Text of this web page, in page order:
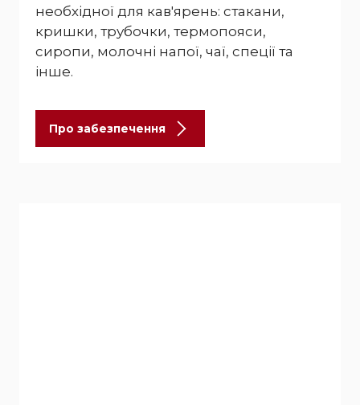
необхідної для кав'ярень: стакани,
кришки, трубочки, термопояси,
сиропи, молочні напої, чаї, спеції та
інше.
Про забезпечення